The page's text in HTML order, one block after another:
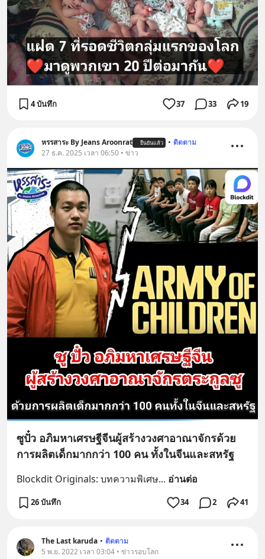
4 บันทึก 37 33 19
หรรสาระ By Jeans Aroonrat ยืนยันแล้ว • ติดตาม
27 ธ.ค. 2025 เวลา 06:50 • ข่าว
ซูปั๋ว อภิมหาเศรษฐีจีนผู้สร้างวงศาอาณาจักรด้วย
การผลิตเด็กมากกว่า 100 คน ทั้งในจีนและสหรัฐ
Blockdit Originals: บทความพิเศษ... อ่านต่อ
26 บันทึก 34 2 41
The Last karuda • ติดตาม
5 พ.ย. 2022 เวลา 03:04 • ข่าวรอบโลก